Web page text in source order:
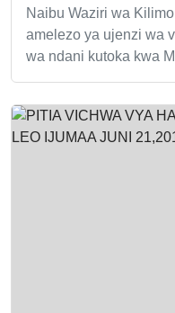
Naibu Waziri wa
amelezo ya ujenzi wa
wa ndani kutoka kwa